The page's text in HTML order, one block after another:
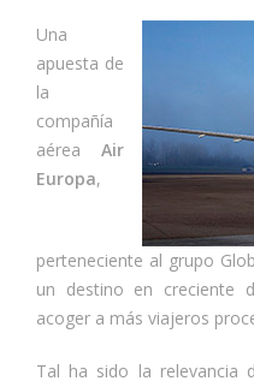
Una
apuesta de
la
compañía
aérea Air
Europa,
perteneciente al grupo
un destino en creciente
acoger a más viajeros
Tal ha sido la relevancia